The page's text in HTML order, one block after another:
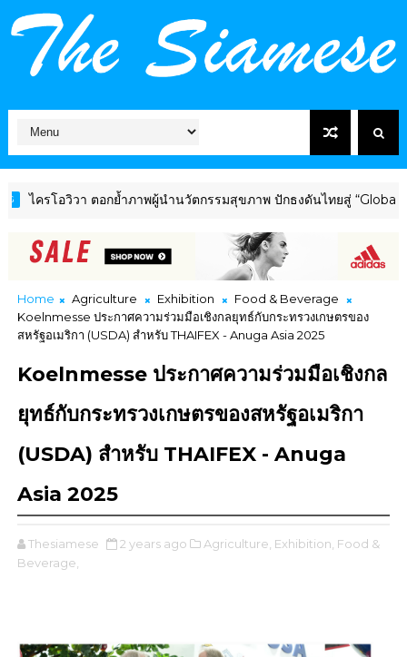
วิวา ตอกย้ำภาพผู้นำนวัตกรรมสุขภาพ ปักธงดันไทยสู่ “Global Wellness
Home Agriculture Exhibition
Food & Beverage
Koelnmesse ประกาศความร่วมมือเชิงกลยุทธ์กับกระทรวงเกษตรของ
สหรัฐอเมริกา (USDA) สำหรับ THAIFEX - Anuga Asia 2025
Koelnmesse ประกาศความร่วมมือเชิงกล
ยุทธ์กับกระทรวงเกษตรของสหรัฐอเมริกา
(USDA) สำหรับ THAIFEX - Anuga
Asia 2025
Thesiamese 2 years ago Agriculture, Exhibition, Food &
Beverage,